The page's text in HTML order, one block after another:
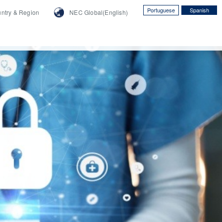
Portuguese Spanish
& Region NEC Global(English)